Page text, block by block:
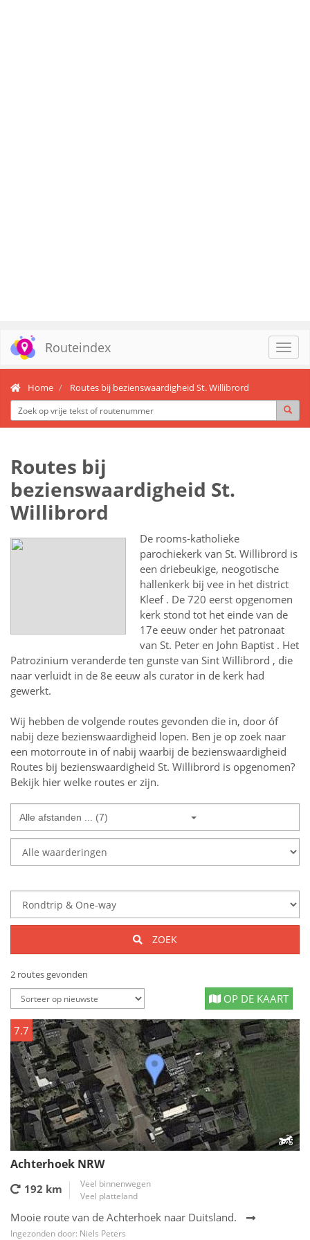
Routeindex
Home Routes bij bezienswaardigheid St. Willibrord
Routes bij
bezienswaardigheid St.
Willibrord
De rooms-katholieke
parochiekerk van St. Willibrord is
een driebeukige, neogotische
hallenkerk bij vee in het district
Kleef . De 720 eerst opgenomen
kerk stond tot het einde van de
17e eeuw onder het patronaat
van St. Peter en John Baptist . Het
Patrozinium veranderde ten gunste van Sint Willibrord , die
naar verluidt in de 8e eeuw als curator in de kerk had
gewerkt.
Wij hebben de volgende routes gevonden die in, door óf
nabij deze bezienswaardigheid lopen. Ben je op zoek naar
een motorroute in of nabij waarbij de bezienswaardigheid
Routes bij bezienswaardigheid St. Willibrord is opgenomen?
Bekijk hier welke routes er zijn.
Alle afstanden ... (7)
ZOEK
2 routes gevonden
OP DE KAART
7.7
Achterhoek NRW
192 km
Veel binnenwegen
Veel platteland
Mooie route van de Achterhoek naar Duitsland.
Ingezonden door: Niels Peters